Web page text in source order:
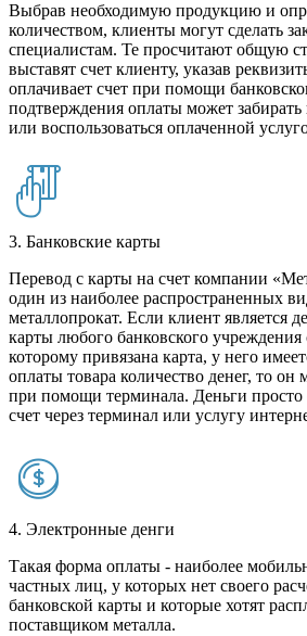
Выбрав необходимую продукцию и
количеством, клиенты могут сделать
специалистам. Те просчитают общую
выставят счет клиенту, указав
оплачивает счет при помощи
подтверждения оплаты может
или воспользоваться оплаченной
3. Банковские карты
Перевод с карты на счет компании
один из наиболее распространенных
металлопрокат. Если клиент является
карты любого банковского учреждения
которому привязана карта, у него
оплаты товара количество денег, то он
при помощи терминала. Деньги
счет через терминал или услугу
4. Электронные денги
Такая форма оплаты - наиболее
частных лиц, у которых нет своего
банковской карты и которые хотят
поставщиком металла.